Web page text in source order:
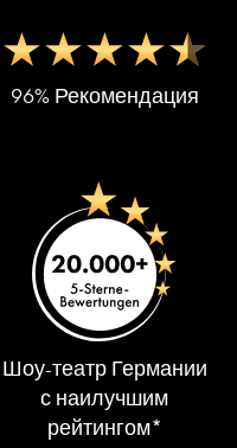
96% Рекомендация
Шоу-театр Германии
с наилучшим
рейтингом*